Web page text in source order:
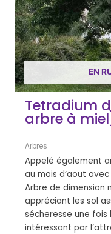
EN
Tetradium
arbre à
Arbres
Appelé également
au mois d’aout
Arbre de dimension
appréciant les sol
sécheresse une
intéressant par